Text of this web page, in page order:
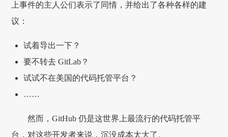
上事件的主人公们表示了同情，并给出了各种各样的建
议：
试着导出一下？
要不转去 GitLab？
试试不在美国的代码托管平台？
……
然而，GitHub 仍是这世界上最流行的代码托管平
台，对这些开发者来说，沉没成本太大了。